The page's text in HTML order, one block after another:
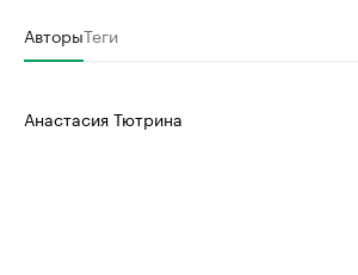
АвторыТеги
Анастасия Тютрина